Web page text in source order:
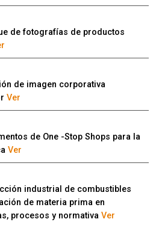
de fotografías de productos
de imagen corporativa
Ver
de One -Stop Shops para la
Ver
industrial de combustibles
de materia prima en
procesos y normativaVer